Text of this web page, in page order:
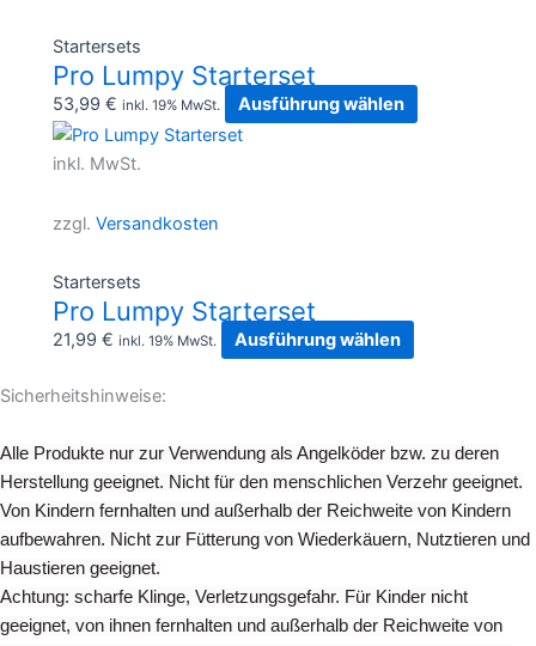
Startersets
Pro Lumpy Starterset
53,99 € inkl. 19% MwSt. Ausführung wählen
können
inkl. MwSt.
zzgl. Versandkosten
Startersets
Pro Lumpy Starterset
21,99 € inkl. 19% MwSt. Ausführung wählen
können
Produktseite
gewählt
werden
Sicherheitshinweise:
Alle Produkte nur zur Verwendung als Angelköder bzw. zu deren
Herstellung geeignet. Nicht für den menschlichen Verzehr geeignet.
Von Kindern fernhalten und außerhalb der Reichweite von Kindern
aufbewahren. Nicht zur Fütterung von Wiederkäuern, Nutztieren und
Haustieren geeignet.
Achtung: scharfe Klinge, Verletzungsgefahr. Für Kinder nicht
geeignet, von ihnen fernhalten und außerhalb der Reichweite von